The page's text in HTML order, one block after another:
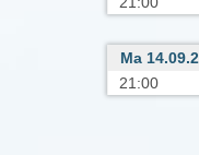
Ma
21:00